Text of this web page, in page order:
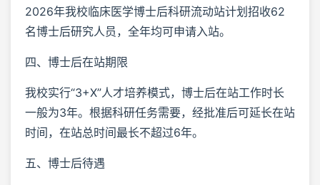
2026年我校临床医学博士后科研流动站计划招收62
名博士后研究人员，全年均可申请入站。
四、博士后在站期限
我校实行“3+X”人才培养模式，博士后在站工作时长
一般为3年。根据科研任务需要，经批准后可延长在站
时间，在站总时间最长不超过6年。
五、博士后待遇